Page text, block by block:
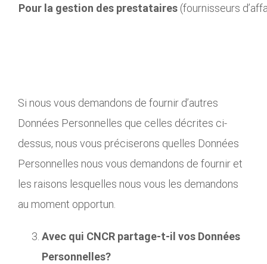
Pour la gestion des prestataires (fournisseurs
Si nous vous demandons de fournir d’autres
Données Personnelles que celles décrites ci-
dessus, nous vous préciserons quelles Données
Personnelles nous vous demandons de fournir et
les raisons lesquelles nous vous les demandons
au moment opportun.
Avec qui CNCR partage-t-il vos Données
Personnelles?